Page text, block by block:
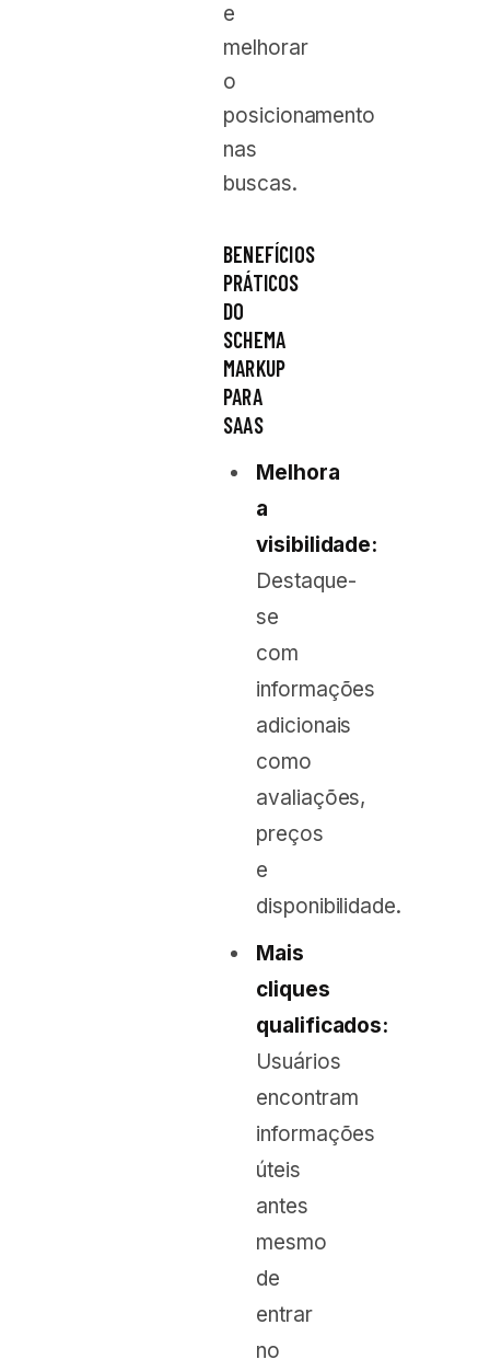
e
melhorar
o
posicionamento
nas
buscas.
BENEFÍCIOS
PRÁTICOS
DO
SCHEMA
MARKUP
PARA
SAAS
Melhora
a
visibilidade:
Destaque-
se
com
informações
adicionais
como
avaliações,
preços
e
disponibilidade.
Mais
cliques
qualificados:
Usuários
encontram
informações
úteis
antes
mesmo
de
entrar
no